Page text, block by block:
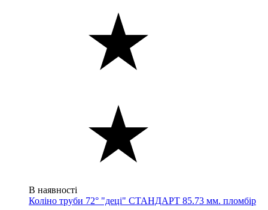
В наявності
Коліно труби 72° "деці" СТАНДАРТ 85.73 мм. пломбір